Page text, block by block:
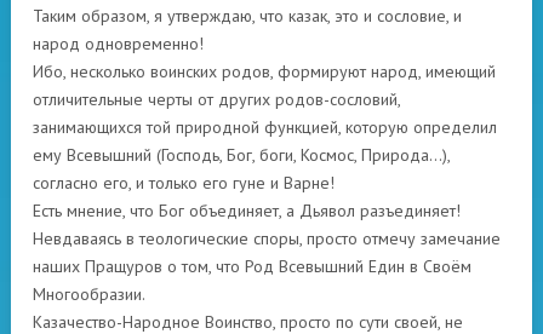
Таким образом, я утверждаю, что казак, это и сословие, и
народ одновременно!
Ибо, несколько воинских родов, формируют народ, имеющий
отличительные черты от других родов-сословий,
занимающихся той природной функцией, которую определил
ему Всевышний (Господь, Бог, боги, Космос, Природа…),
согласно его, и только его гуне и Варне!
Есть мнение, что Бог объединяет, а Дьявол разъединяет!
Невдаваясь в теологические споры, просто отмечу замечание
наших Пращуров о том, что Род Всевышний Един в Своём
Многообразии.
Казачество-Народное Воинство, просто по сути своей, не